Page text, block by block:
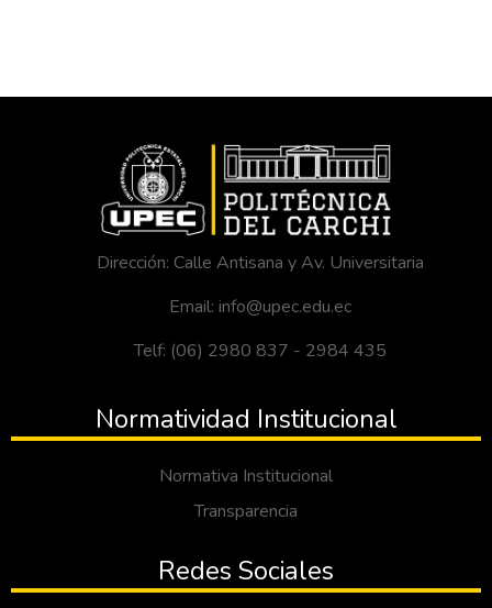
Dirección: Calle Antisana y Av. Universitaria
Email: info@upec.edu.ec
Telf: (06) 2980 837 - 2984 435
Normatividad Institucional
Normativa Institucional
Transparencia
Redes Sociales